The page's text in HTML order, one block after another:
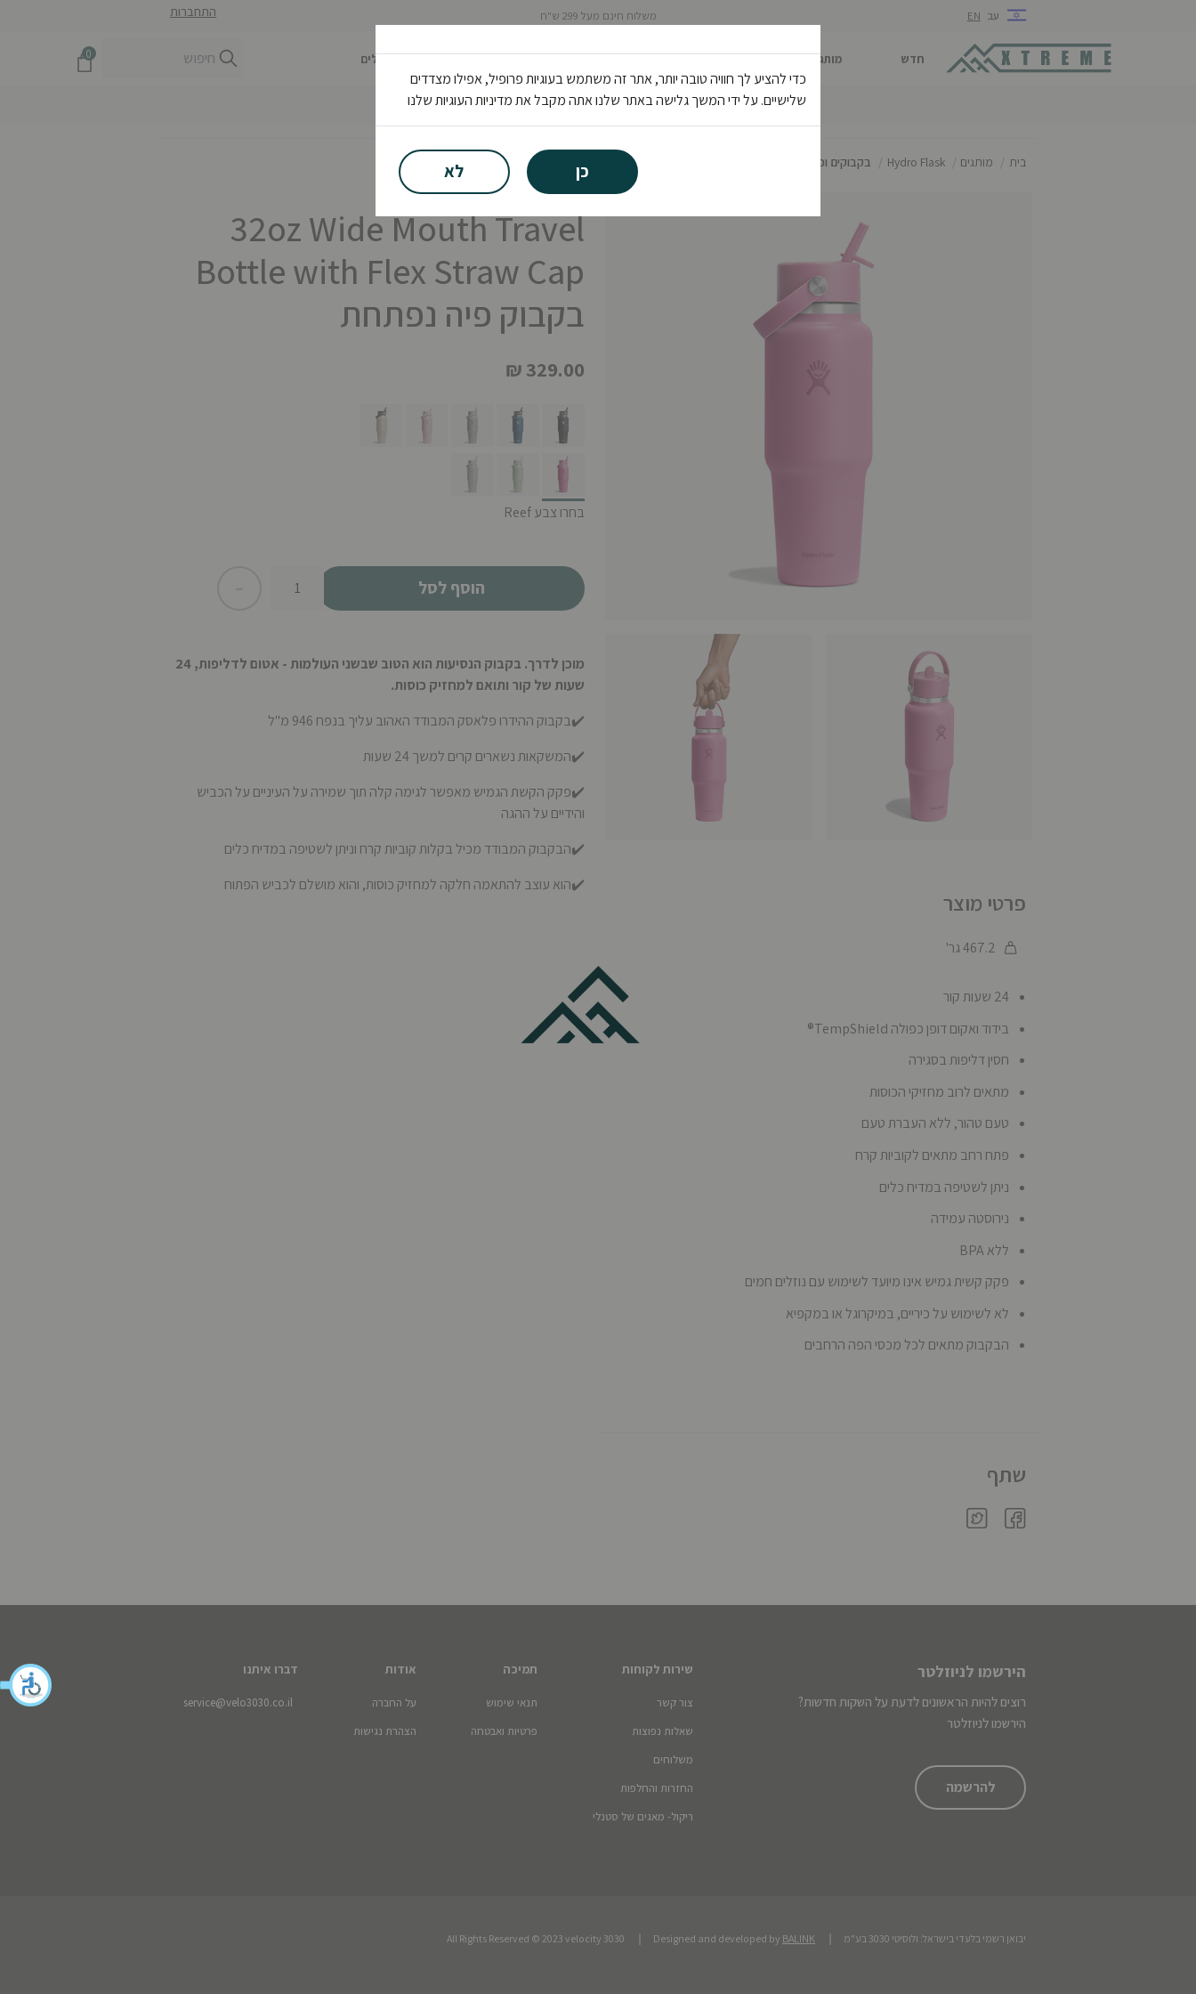
עב EN משלוח חינם מעל 299 ש"ח התחברות
חדש מותגים ציוד נעליים בגדים פעילות חיילים 0
בית מותגים Hydro Flask בקבוקים וכוסות הידרו פלאסק
פרטי מוצר
467.2 גר'
24 שעות קור
בידוד ואקום דופן כפולה TempShield®️
חסין דליפות בסגירה
מתאים לרוב מחזיקי הכוסות
טעם טהור, ללא העברת טעם
פתח רחב מתאים לקוביות קרח
ניתן לשטיפה במדיח כלים
נירוסטה עמידה
ללא BPA
פקק קשית גמיש אינו מיועד לשימוש עם נוזלים חמים
לא לשימוש על כיריים, במיקרוגל או במקפיא
הבקבוק מתאים לכל מכסי הפה הרחבים
שתף
Hydro Flask
32oz Wide Mouth Travel
Bottle with Flex Straw Cap
בקבוק פיה נפתחת
₪ 329.00
selected
בחרו צבע Reef
הוסף לסל
מוכן לדרך. בקבוק הנסיעות הוא הטוב שבשני העולמות - אטום לדליפות, 24
שעות של קור ותואם למחזיק כוסות.
✔️בקבוק ההידרו פלאסק המבודד האהוב עליך בנפח 946 מ"ל
✔️המשקאות נשארים קרים למשך 24 שעות
✔️פקק הקשת הגמיש מאפשר לגימה קלה תוך שמירה על העיניים על הכביש
והידיים על ההגה
✔️הבקבוק המבודד מכיל בקלות קוביות קרח וניתן לשטיפה במדיח כלים
✔️הוא עוצב להתאמה חלקה למחזיק כוסות, והוא מושלם לכביש הפתוח
הירשמו לניוזלטר
רוצים להיות הראשונים לדעת על השקות חדשות?
הירשמו לניוזלטר
להרשמה
שירות לקוחות
צור קשר
שאלות נפוצות
משלוחים
החזרות והחלפות
ריקול- מאגים של סטנלי
תמיכה
תנאי שימוש
פרטיות ואבטחה
אודות
על החברה
הצהרת נגישות
דברו איתנו
service@velo3030.co.il
יבואן רשמי בלעדי בישראל: ולוסיטי 3030 בע"מ All Rights Reserved © 2023 velocity 3030 Designed and developed by BALINK
כדי להציע לך חוויה טובה יותר, אתר זה משתמש בעוגיות פרופיל, אפילו מצדדים
שלישיים. על ידי המשך גלישה באתר שלנו אתה מקבל את מדיניות העוגיות שלנו
כן לא